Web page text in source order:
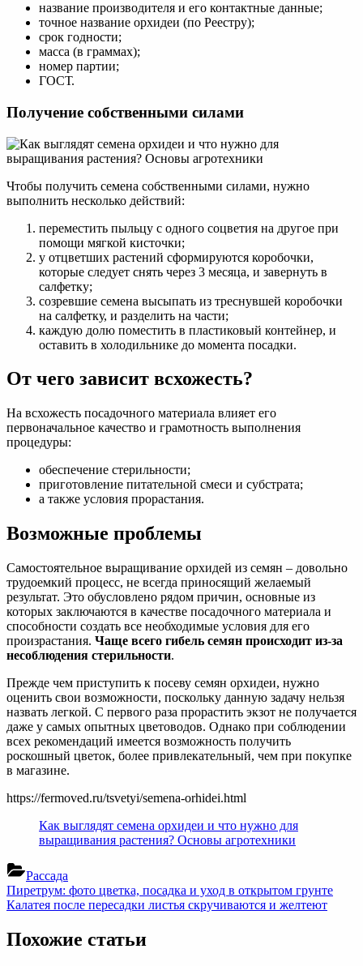
название производителя и его контактные данные;
точное название орхидеи (по Реестру);
срок годности;
масса (в граммах);
номер партии;
ГОСТ.
Получение собственными силами
Чтобы получить семена собственными силами, нужно
выполнить несколько действий:
переместить пыльцу с одного соцветия на другое при
помощи мягкой кисточки;
у отцветших растений сформируются коробочки,
которые следует снять через 3 месяца, и завернуть в
салфетку;
созревшие семена высыпать из треснувшей коробочки
на салфетку, и разделить на части;
каждую долю поместить в пластиковый контейнер, и
оставить в холодильнике до момента посадки.
От чего зависит всхожесть?
На всхожесть посадочного материала влияет его
первоначальное качество и грамотность выполнения
процедуры:
обеспечение стерильности;
приготовление питательной смеси и субстрата;
а также условия прорастания.
Возможные проблемы
Самостоятельное выращивание орхидей из семян – довольно
трудоемкий процесс, не всегда приносящий желаемый
результат. Это обусловлено рядом причин, основные из
которых заключаются в качестве посадочного материала и
способности создать все необходимые условия для его
произрастания. Чаще всего гибель семян происходит из-за
несоблюдения стерильности.
Прежде чем приступить к посеву семян орхидеи, нужно
оценить свои возможности, поскольку данную задачу нельзя
назвать легкой. С первого раза прорастить экзот не получается
даже у самых опытных цветоводов. Однако при соблюдении
всех рекомендаций имеется возможность получить
роскошный цветок, более привлекательный, чем при покупке
в магазине.
https://fermoved.ru/tsvetyi/semena-orhidei.html
Как выглядят семена орхидеи и что нужно для
выращивания растения? Основы агротехники
Рассада
Навигация
по
записям
Previous
Post:
Пиретрум: фото цветка, посадка и уход в открытом грунте
Next
Калатея после пересадки листья скручиваются и желтеют
Похожие статьи